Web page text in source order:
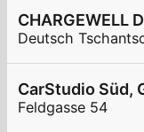
CHARGEWELL
Deutsch
CarStudio Süd,
Feldgasse 54